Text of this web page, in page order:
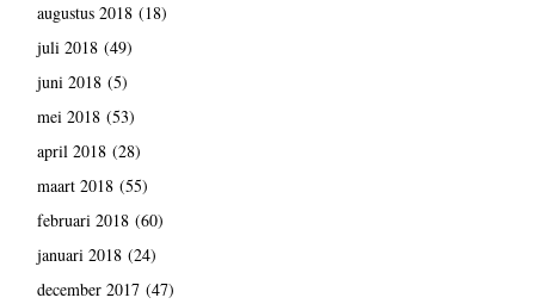
augustus 2018(18)
juli 2018(49)
juni 2018(5)
mei 2018(53)
april 2018(28)
maart 2018(55)
februari 2018(60)
januari 2018(24)
december 2017(47)